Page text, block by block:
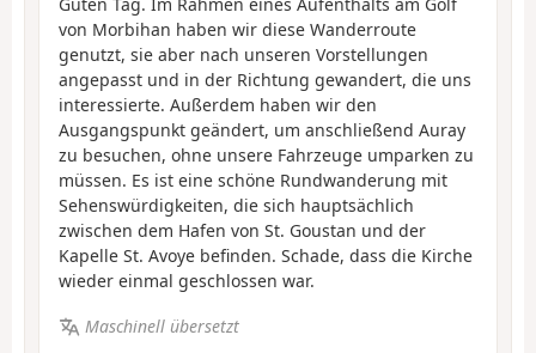
von Morbihan haben wir diese Wanderroute
genutzt, sie aber nach unseren Vorstellungen
angepasst und in der Richtung gewandert, die uns
interessierte. Außerdem haben wir den
Ausgangspunkt geändert, um anschließend Auray
zu besuchen, ohne unsere Fahrzeuge umparken zu
müssen. Es ist eine schöne Rundwanderung mit
Sehenswürdigkeiten, die sich hauptsächlich
zwischen dem Hafen von St. Goustan und der
Kapelle St. Avoye befinden. Schade, dass die Kirche
wieder einmal geschlossen war.
Maschinell übersetzt